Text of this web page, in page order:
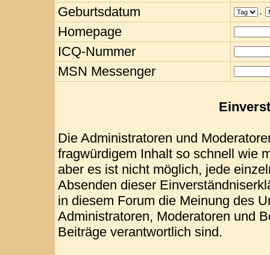
Geburtsdatum
.
Homepage
ICQ-Nummer
MSN Messenger
Die Administratoren und
fragwürdigem Inhalt so schnell wie
aber es ist nicht möglich, jede
Absenden dieser
in diesem Forum die Meinung des
Administratoren, Moderatoren und
Beiträge verantwortlich sind.